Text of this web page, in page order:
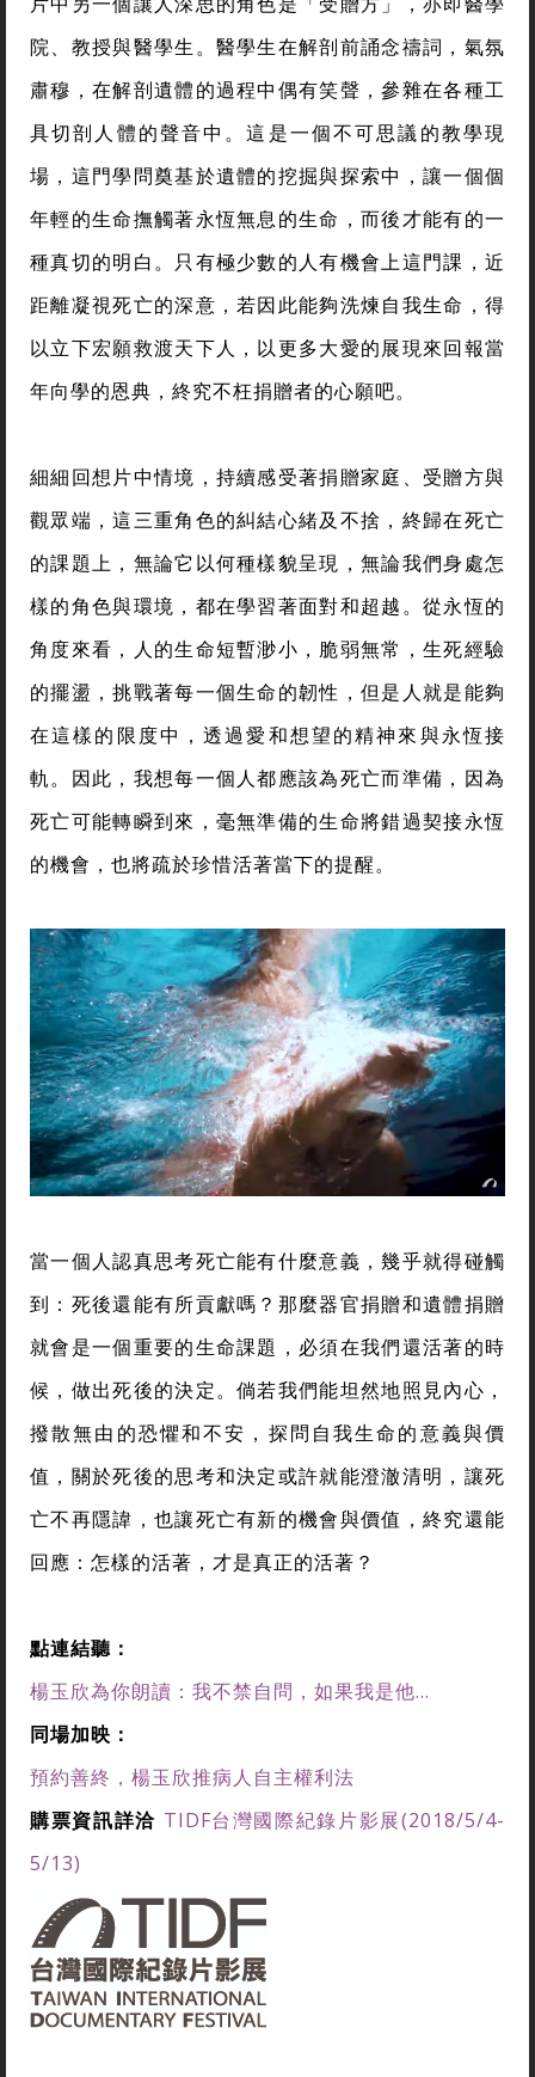
院、教授與醫學生。醫學生在解剖前誦念禱詞，氣氛
肅穆，在解剖遺體的過程中偶有笑聲，參雜在各種工
具切剖人體的聲音中。這是一個不可思議的教學現
場，這門學問奠基於遺體的挖掘與探索中，讓一個個
年輕的生命撫觸著永恆無息的生命，而後才能有的一
種真切的明白。只有極少數的人有機會上這門課，近
距離凝視死亡的深意，若因此能夠洗煉自我生命，得
以立下宏願救渡天下人，以更多大愛的展現來回報當
年向學的恩典，終究不枉捐贈者的心願吧。
細細回想片中情境，持續感受著捐贈家庭、受贈方與
觀眾端，這三重角色的糾結心緒及不捨，終歸在死亡
的課題上，無論它以何種樣貌呈現，無論我們身處怎
樣的角色與環境，都在學習著面對和超越。從永恆的
角度來看，人的生命短暫渺小，脆弱無常，生死經驗
的擺盪，挑戰著每一個生命的韌性，但是人就是能夠
在這樣的限度中，透過愛和想望的精神來與永恆接
軌。因此，我想每一個人都應該為死亡而準備，因為
死亡可能轉瞬到來，毫無準備的生命將錯過契接永恆
的機會，也將疏於珍惜活著當下的提醒。
當一個人認真思考死亡能有什麼意義，幾乎就得碰觸
到：死後還能有所貢獻嗎？那麼器官捐贈和遺體捐贈
就會是一個重要的生命課題，必須在我們還活著的時
候，做出死後的決定。倘若我們能坦然地照見內心，
撥散無由的恐懼和不安，探問自我生命的意義與價
值，關於死後的思考和決定或許就能澄澈清明，讓死
亡不再隱諱，也讓死亡有新的機會與價值，終究還能
回應：怎樣的活著，才是真正的活著？
點連結聽：
楊玉欣為你朗讀：我不禁自問，如果我是他...
同場加映：
預約善終，楊玉欣推病人自主權利法
購票資訊詳洽 TIDF台灣國際紀錄片影展(2018/5/4-
5/13)